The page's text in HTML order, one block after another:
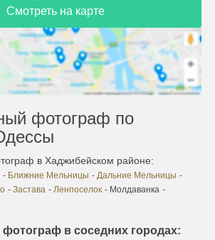
Смотреть на карте
фотограф по
в Хаджибейском районе:
- Ближние Мельницы - Дальние Мельницы -
- Застава - Ленпоселок - Молдаванка -
в соседних городах: